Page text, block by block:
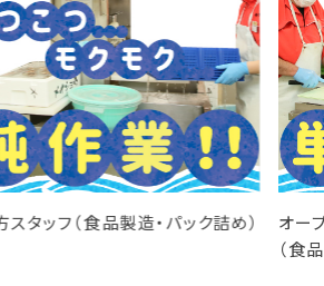
タッフ（食品製造・パック詰め）
オー
（食